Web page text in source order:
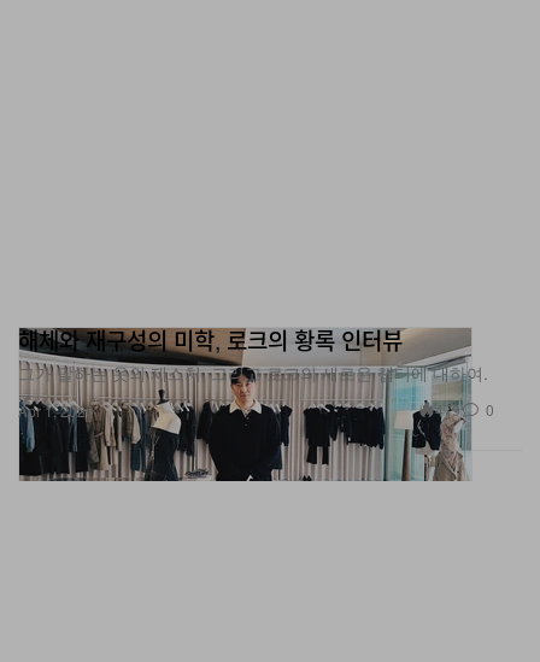
해체와 재구성의 미학, 로크의 황록 인터뷰
그가 말하는 옷의 제스처, 그리고 로크의 새로운 챕터에 대하여.
Apr 1, 2026 479 0